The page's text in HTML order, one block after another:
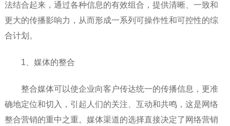
法结合起来，通过各种信息的有效组合，提供清晰、一致和
更大的传播影响力，从而形成一系列可操作性和可控性的综
合计划。
1、媒体的整合
整合媒体可以使企业向客户传达统一的传播信息，更准
确地定位和切入，引起人们的关注、互动和共鸣，这是网络
整合营销的重中之重。媒体渠道的选择直接决定了网络营销